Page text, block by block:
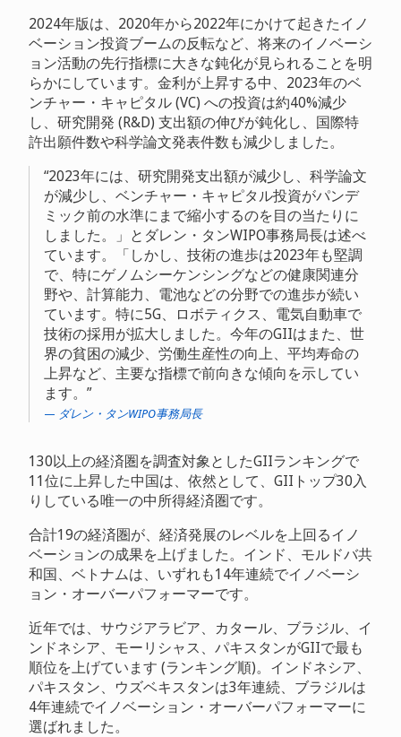
2024年版は、2020年から2022年にかけて起きたイノ
ベーション投資ブームの反転など、将来のイノベーシ
ョン活動の先行指標に大きな鈍化が見られることを明
らかにしています。金利が上昇する中、2023年のベ
ンチャー・キャピタル (VC) への投資は約40%減少
し、研究開発 (R&D) 支出額の伸びが鈍化し、国際特
許出願件数や科学論文発表件数も減少しました。
2023年には、研究開発支出額が減少し、科学論文
が減少し、ベンチャー・キャピタル投資がパンデ
ミック前の水準にまで縮小するのを目の当たりに
しました。」とダレン・タンWIPO事務局長は述べ
ています。「しかし、技術の進歩は2023年も堅調
で、特にゲノムシーケンシングなどの健康関連分
野や、計算能力、電池などの分野での進歩が続い
ています。特に5G、ロボティクス、電気自動車で
技術の採用が拡大しました。今年のGIIはまた、世
界の貧困の減少、労働生産性の向上、平均寿命の
上昇など、主要な指標で前向きな傾向を示してい
ます。
ダレン・タンWIPO事務局長
130以上の経済圏を調査対象としたGIIランキングで
11位に上昇した中国は、依然として、GIIトップ30入
りしている唯一の中所得経済圏です。
合計19の経済圏が、経済発展のレベルを上回るイノ
ベーションの成果を上げました。インド、モルドバ共
和国、ベトナムは、いずれも14年連続でイノベーシ
ョン・オーバーパフォーマーです。
近年では、サウジアラビア、カタール、ブラジル、イ
ンドネシア、モーリシャス、パキスタンがGIIで最も
順位を上げています (ランキング順)。インドネシア、
パキスタン、ウズベキスタンは3年連続、ブラジルは
4年連続でイノベーション・オーバーパフォーマーに
選ばれました。